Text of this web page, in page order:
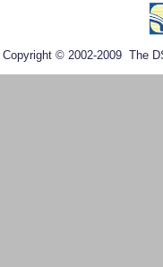
Copyright © 2002-2009 The